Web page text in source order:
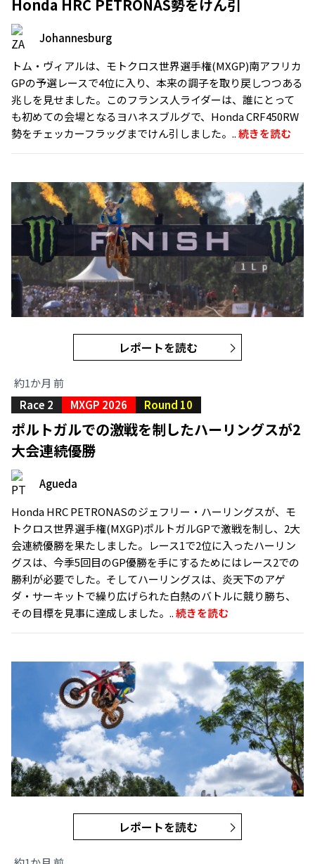
Honda HRC PETRONAS勢をけん引
Johannesburg
トム・ヴィアルは、モトクロス世界選手権(MXGP)南アフリカ
GPの予選レースで4位に入り、本来の調子を取り戻しつつある
兆しを見せました。このフランス人ライダーは、誰にとって
も初めての会場となるヨハネスブルグで、Honda CRF450RW
勢をチェッカーフラッグまでけん引しました。..続きを読む
レポートを読む
約1か月 前
Race 2
MXGP 2026 Round 10
ポルトガルでの激戦を制したハーリングスが2
大会連続優勝
Agueda
Honda HRC PETRONASのジェフリー・ハーリングスが、モ
トクロス世界選手権(MXGP)ポルトガルGPで激戦を制し、2大
会連続優勝を果たしました。レース1で2位に入ったハーリン
グスは、今季5回目のGP優勝を手にするためにはレース2での
勝利が必要でした。そしてハーリングスは、炎天下のアゲ
ダ・サーキットで繰り広げられた白熱のバトルに競り勝ち、
その目標を見事に達成しました。..続きを読む
レポートを読む